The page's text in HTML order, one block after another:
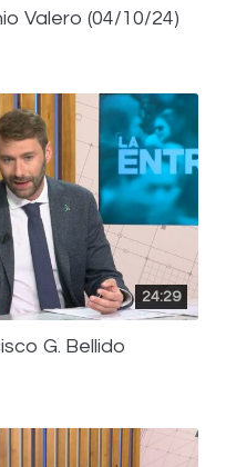
Valero (04/10/24)
24:29
G. Bellido